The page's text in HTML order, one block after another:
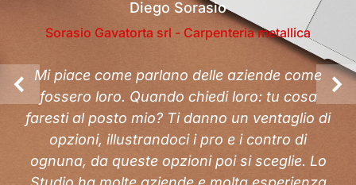
Diego Sorasio
Sorasio Gavatorta srl - Carpenteria metallica
Mi piace come parlano delle aziende come
fossero loro. Quando chiedi loro: tu cosa
faresti al posto mio? Ti danno un ventaglio di
opzioni, illustrandoci i pro e i contro di
ognuna, da queste opzioni poi si sceglie. Lo